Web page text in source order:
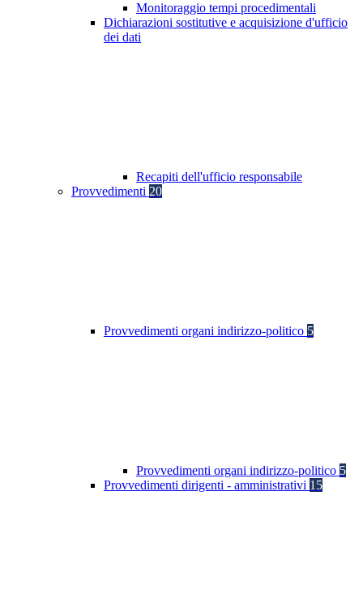
Monitoraggio tempi procedimentali
Dichiarazioni sostitutive e acquisizione d'ufficio
dei dati
Recapiti dell'ufficio responsabile
Provvedimenti 20
Provvedimenti organi indirizzo-politico 5
Provvedimenti organi indirizzo-politico 5
Provvedimenti dirigenti - amministrativi 15